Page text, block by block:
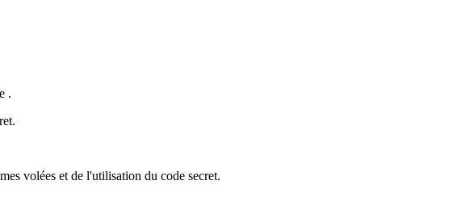
.
volées et de l'utilisation du code secret.